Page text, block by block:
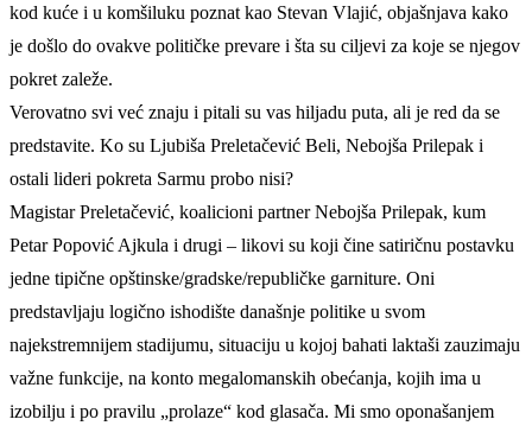
kod kuće i u komšiluku poznat kao Stevan Vlajić, objašnjava kako
je došlo do ovakve političke prevare i šta su ciljevi za koje se njegov
pokret zaleže.
Verovatno svi već znaju i pitali su vas hiljadu puta, ali je red da se
predstavite. Ko su Ljubiša Preletačević Beli, Nebojša Prilepak i
ostali lideri pokreta Sarmu probo nisi?
Magistar Preletačević, koalicioni partner Nebojša Prilepak, kum
Petar Popović Ajkula i drugi – likovi su koji čine satiričnu postavku
jedne tipične opštinske/gradske/republičke garniture. Oni
predstavljaju logično ishodište današnje politike u svom
najekstremnijem stadijumu, situaciju u kojoj bahati laktaši zauzimaju
važne funkcije, na konto megalomanskih obećanja, kojih ima u
izobilju i po pravilu „prolaze“ kod glasača. Mi smo oponašanjem